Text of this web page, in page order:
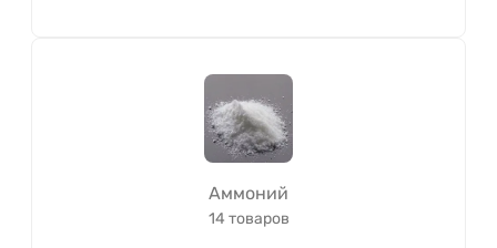
Аммоний
14 товаров